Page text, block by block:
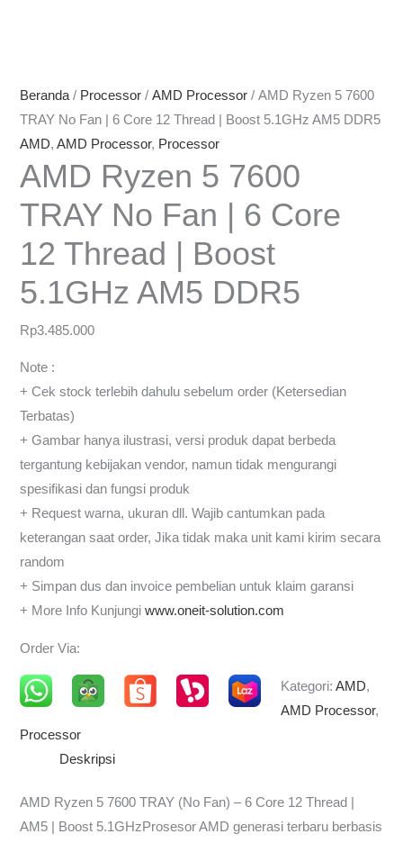
Beranda/ Processor /AMD Processor / AMD Ryzen 5 7600
TRAY No Fan | 6 Core 12 Thread | Boost 5.1GHz AM5 DDR5
AMD,AMD Processor, Processor
AMD Ryzen 5 7600
TRAY No Fan | 6 Core
12 Thread | Boost
5.1GHz AM5 DDR5
Rp3.485.000
Note :
+ Cek stock terlebih dahulu sebelum order (Ketersedian
Terbatas)
+ Gambar hanya ilustrasi, versi produk dapat berbeda
tergantung kebijakan vendor, namun tidak mengurangi
spesifikasi dan fungsi produk
+ Request warna, ukuran dll. Wajib cantumkan pada
keterangan saat order, Jika tidak maka unit kami kirim secara
random
+ Simpan dus dan invoice pembelian untuk klaim garansi
+ More Info Kunjungiwww.oneit-solution.com
Order Via:
Kategori: AMD,
AMD Processor,
Processor
Deskripsi
AMD Ryzen 5 7600 TRAY (No Fan) – 6 Core 12 Thread |
AM5 | Boost 5.1GHzProsesor AMD generasi terbaru berbasis